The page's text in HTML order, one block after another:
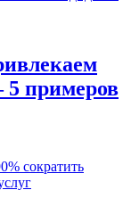
примеров